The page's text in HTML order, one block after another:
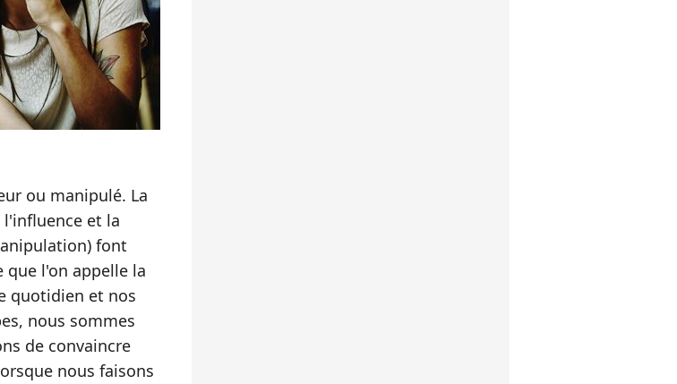
ou manipulé. La
et la
font
que l'on appelle la
quotidien et nos
nous sommes
de convaincre
nous faisons